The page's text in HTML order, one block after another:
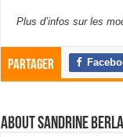
Plus d’infos sur les
Partager
About Sandrine